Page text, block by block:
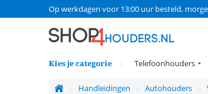
Op werkdagen voor 13:00 uur besteld,
Kies je categorie Telefoonhouders
Handleidingen Autohouders